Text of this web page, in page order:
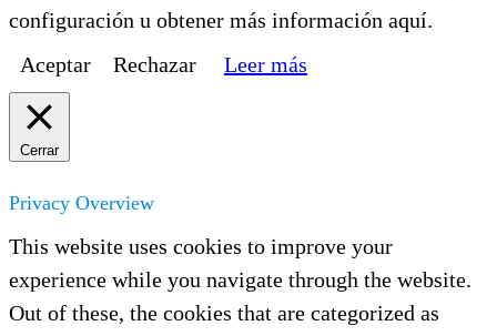
configuración u obtener más información aquí.
Aceptar
Rechazar Leer más
Cerrar
Privacy Overview
This website uses cookies to improve your
experience while you navigate through the website.
Out of these, the cookies that are categorized as